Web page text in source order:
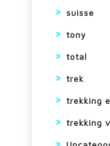
suisse
tony
total
trek
trekking
trekking